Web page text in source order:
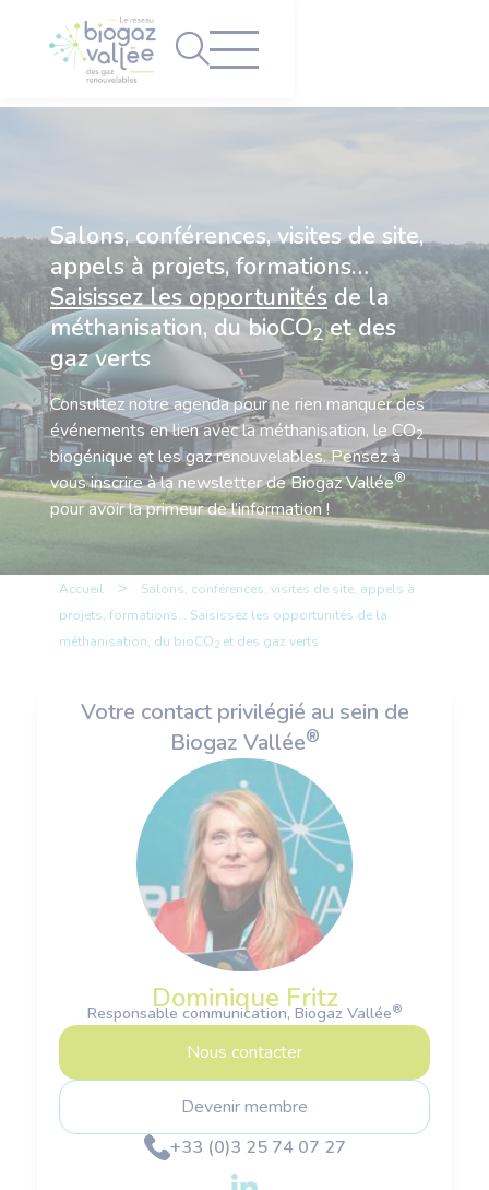
Salons, conférences, visites de site,
appels à projets, formations…
Saisissez les opportunitésde la
méthanisation, du bioCO2et des
gaz verts
Consultez notre agenda pour ne rien manquer des
événements en lien avec la méthanisation, le CO2
biogénique et les gaz renouvelables. Pensez à
vous inscrire à la newsletter de Biogaz Vallée®
pour avoir la primeur de l’information !
Accueil >
Salons, conférences, visites de site, appels à
projets, formations… Saisissez les opportunités de la
méthanisation, du bioCO2 et des gaz verts
Votre contact privilégié au sein de
Biogaz Vallée®
Dominique Fritz
Responsable communication, Biogaz Vallée®
Nous contacter
Devenir membre
+33 (0)3 25 74 07 27
Panneau de gestion des cookies